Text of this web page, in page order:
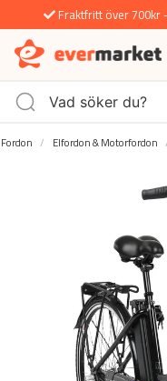
Fraktfritt över 700kr
Fordon Elfordon & Motorfordon